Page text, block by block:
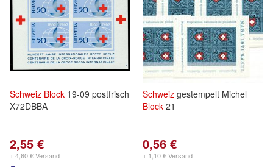
Schweiz Block 19-09 postfrisch
X72DBBA
2,55 €
+ 4,60 € Versand
Schweiz gestempelt Michel
Block 21
0,56 €
+ 1,10 € Versand